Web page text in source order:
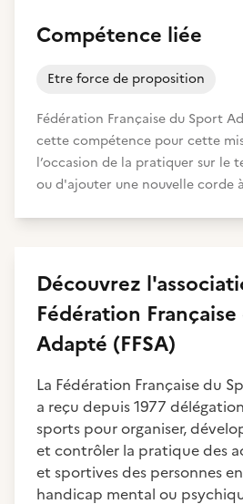
Compétence liée
Etre force de proposition
Fédération Française du Sport
cette compétence pour cette
l’occasion de la pratiquer sur le
ou d'ajouter une nouvelle corde
Découvrez
Fédération
Adapté (FFSA)
La Fédération Française du
a reçu depuis 1977
sports pour organiser,
et contrôler la pratique des
et sportives des personnes
handicap mental ou